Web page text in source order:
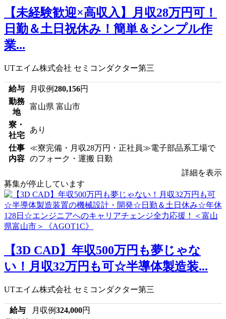
【未経験歓迎×高収入】月収28万円可！
日勤＆土日祝休み！簡単＆シンプル作
業...
UTエイム株式会社 セミコンダクター第三
給与 月収例280,156円
勤務
地
富山県 富山市
寮・
社宅
あり
仕事
内容
≪寮完備・月収28万円・正社員≫電子部品系工場で
のフォーク・運搬 日勤
詳細を表示
募集が停止しています
【3D CAD】年収500万円も夢じゃな
い！月収32万円も可☆半導体製造装...
UTエイム株式会社 セミコンダクター第三
給与 月収例324,000円